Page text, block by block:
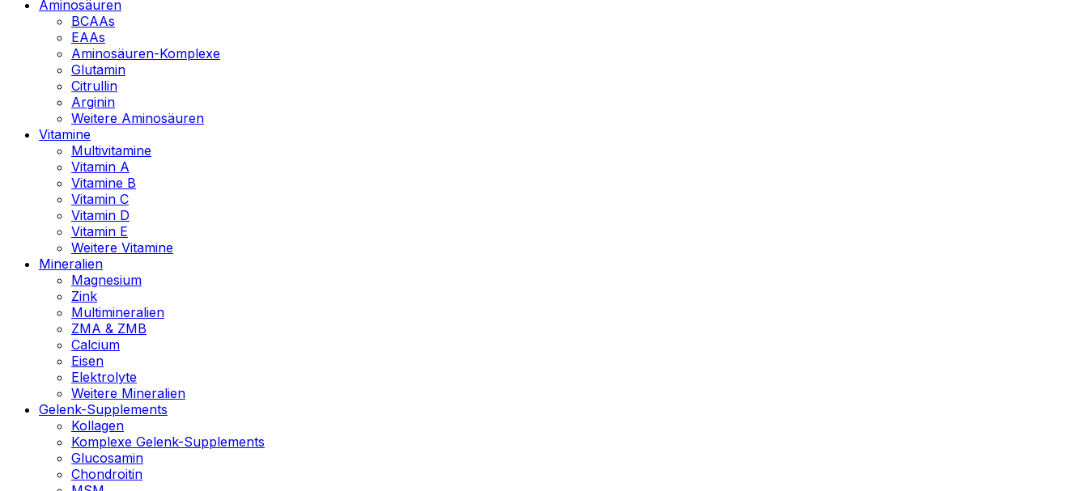
Aminosäuren
BCAAs
EAAs
Aminosäuren-Komplexe
Glutamin
Citrullin
Arginin
Weitere Aminosäuren
Vitamine
Multivitamine
Vitamin A
Vitamine B
Vitamin C
Vitamin D
Vitamin E
Weitere Vitamine
Mineralien
Magnesium
Zink
Multimineralien
ZMA & ZMB
Calcium
Eisen
Elektrolyte
Weitere Mineralien
Gelenk-Supplements
Kollagen
Komplexe Gelenk-Supplements
Glucosamin
Chondroitin